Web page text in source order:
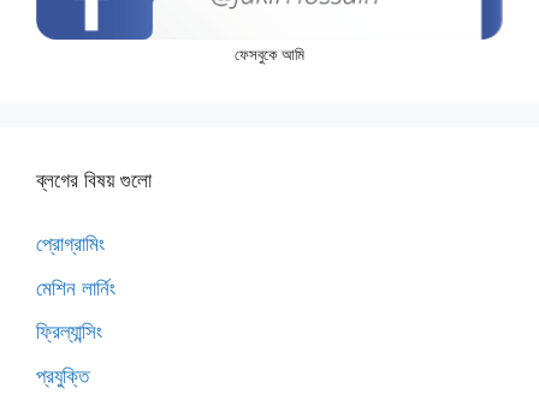
ফেসবুকে আমি
ব্লগের বিষয় গুলো
প্রোগ্রামিং
মেশিন লার্নিং
ফ্রিল্যান্সিং
প্রযুক্তি